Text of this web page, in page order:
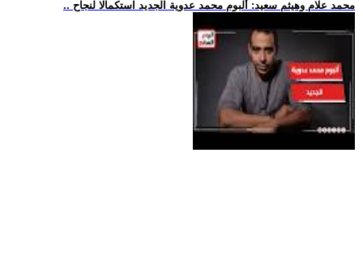
.. محمد علام وهيثم سعيد: ألبوم محمد عدوية الجديد استكمالا لنجاح